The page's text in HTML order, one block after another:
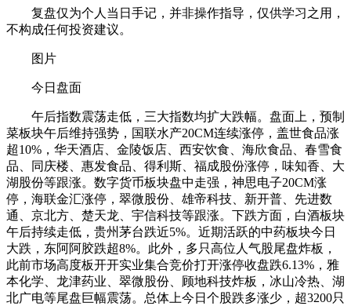
复盘仅为个人当日手记，并非操作指导，仅供学习之用，
不构成任何投资建议。
图片
今日盘面
午后指数震荡走低，三大指数均扩大跌幅。盘面上，预制
菜板块午后维持强势，国联水产20CM连续涨停，盖世食品涨
超10%，华天酒店、金陵饭店、西安饮食、海欣食品、春雪食
品、同庆楼、惠发食品、得利斯、福成股份涨停，味知香、大
湖股份等跟涨。数字货币板块盘中走强，神思电子20CM涨
停，海联金汇涨停，翠微股份、雄帝科技、新开普、先进数
通、京北方、楚天龙、宇信科技等跟涨。下跌方面，白酒板块
午后持续走低，贵州茅台跌近5%。近期活跃的中药板块今日
大跌，东阿阿胶跌超8%。此外，多只高位人气股尾盘炸板，
此前市场高度板开开实业集合竞价打开涨停收盘跌6.13%，雅
本化学、龙津药业、翠微股份、顾地科技炸板，冰山冷热、湖
北广电等尾盘巨幅震荡。总体上今日个股跌多涨少，超3200只